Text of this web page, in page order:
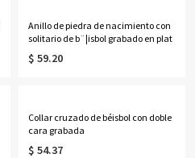
Anillo de piedra de nacimiento con
solitario de b¨¦isbol grabado en plat
$ 59.20
Collar cruzado de béisbol con doble
cara grabada
$ 54.37